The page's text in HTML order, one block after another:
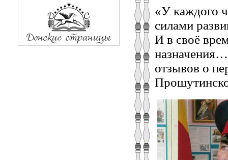
«У каждого
силами
И в своё
отзывов о